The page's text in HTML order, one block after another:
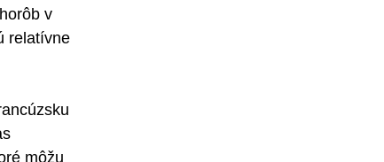
v
relatívne
môžu